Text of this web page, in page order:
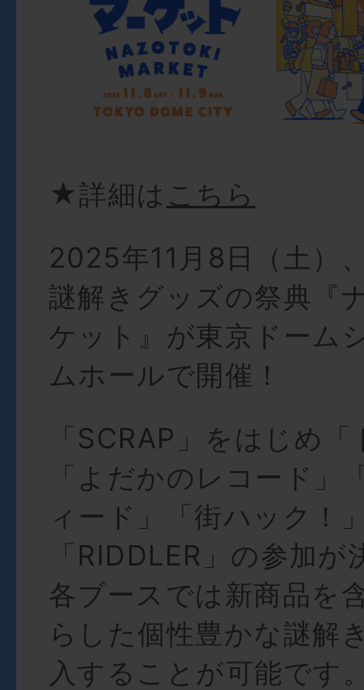
★詳細は こちら
2025年11月8日（土）
謎解きグッズの祭典『
ケット』が東京ドーム
ムホールで開催！
「SCRAP」をはじめ
「よだかのレコード」
ィード」「街ハック！
「RIDDLER」の参加が
各ブースでは新商品を
らした個性豊かな謎解
入することが可能です